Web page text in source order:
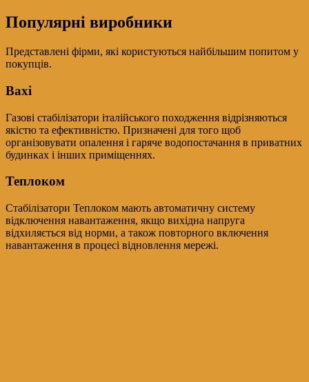
Популярні виробники
Представлені фірми, які користуються найбільшим попитом у
покупців.
Baxi
Газові стабілізатори італійського походження відрізняються
якістю та ефективністю. Призначені для того щоб
організовувати опалення і гаряче водопостачання в приватних
будинках і інших приміщеннях.
Теплоком
Стабілізатори Теплоком мають автоматичну систему
відключення навантаження, якщо вихідна напруга
відхиляється від норми, а також повторного включення
навантаження в процесі відновлення мережі.